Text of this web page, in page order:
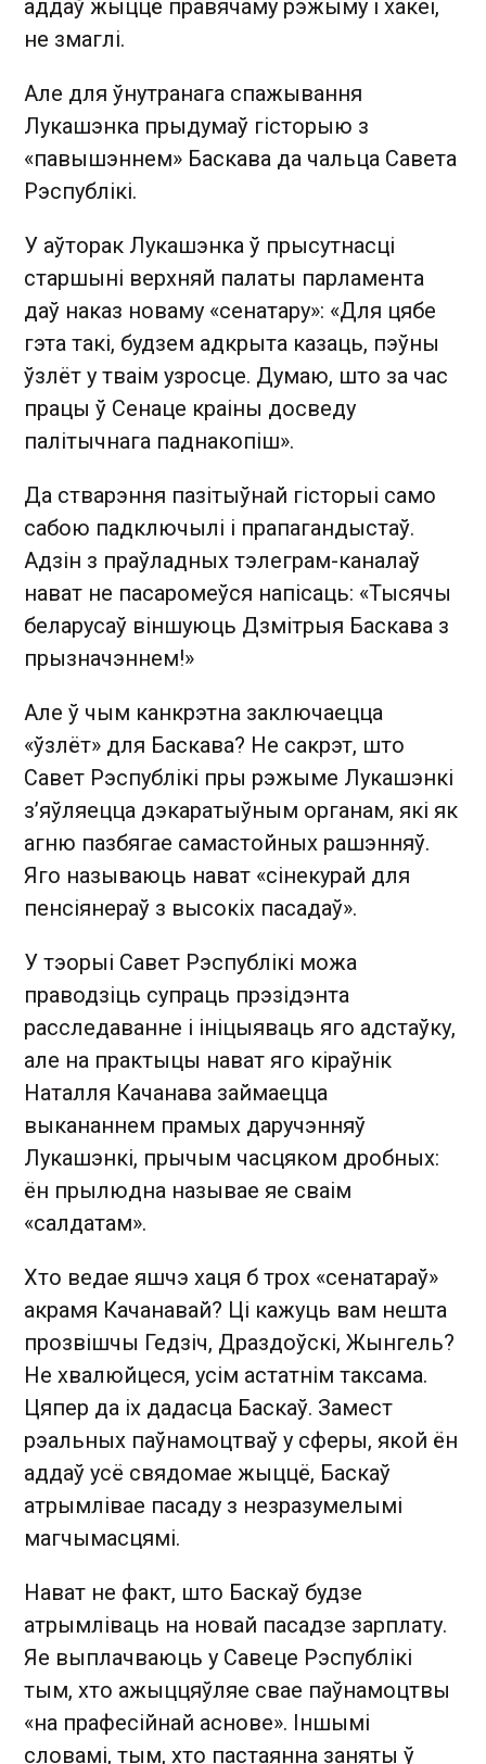
аддаў жыццё правячаму рэжыму і хакеі,
не змаглі.
Але для ўнутранага спажывання
Лукашэнка прыдумаў гісторыю з
«павышэннем» Баскава да чальца Савета
Рэспублікі.
У аўторак Лукашэнка ў прысутнасці
старшыні верхняй палаты парламента
даў наказ новаму «сенатару»: «Для цябе
гэта такі, будзем адкрыта казаць, пэўны
ўзлёт у тваім узросце. Думаю, што за час
працы ў Сенаце краіны досведу
палітычнага паднакопіш».
Да стварэння пазітыўнай гісторыі само
сабою падключылі і прапагандыстаў.
Адзін з праўладных тэлеграм-каналаў
нават не пасаромеўся напісаць: «Тысячы
беларусаў віншуюць Дзмітрыя Баскава з
прызначэннем!»
Але ў чым канкрэтна заключаецца
«ўзлёт» для Баскава? Не сакрэт, што
Савет Рэспублікі пры рэжыме Лукашэнкі
з’яўляецца дэкаратыўным органам, які як
агню пазбягае самастойных рашэнняў.
Яго называюць нават «сінекурай для
пенсіянераў з высокіх пасадаў».
У тэорыі Савет Рэспублікі можа
праводзіць супраць прэзідэнта
расследаванне і ініцыяваць яго адстаўку,
але на практыцы нават яго кіраўнік
Наталля Качанава займаецца
выкананнем прамых даручэнняў
Лукашэнкі, прычым часцяком дробных:
ён прылюдна называе яе сваім
«салдатам».
Хто ведае яшчэ хаця б трох «сенатараў»
акрамя Качанавай? Ці кажуць вам нешта
прозвішчы Гедзіч, Драздоўскі, Жынгель?
Не хвалюйцеся, усім астатнім таксама.
Цяпер да іх дадасца Баскаў. Замест
рэальных паўнамоцтваў у сферы, якой ён
аддаў усё свядомае жыццё, Баскаў
атрымлівае пасаду з незразумелымі
магчымасцямі.
Нават не факт, што Баскаў будзе
атрымліваць на новай пасадзе зарплату.
Яе выплачваюць у Савеце Рэспублікі
тым, хто ажыццяўляе свае паўнамоцтвы
«на прафесійнай аснове». Іншымі
словамі, тым, хто пастаянна заняты ў